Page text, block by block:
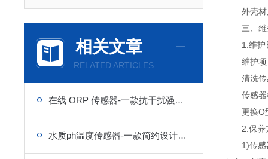
相关文章
RELATED ARTICLES
在线 ORP 传感器-一款抗干扰强、测量准确的水质传感器
水质ph温度传感器-一款简约设计、方便使用的水质传感器
外壳材
三、维
1.维护
维护项
清洗传
传感器
更换O
2.保养
1)传感器